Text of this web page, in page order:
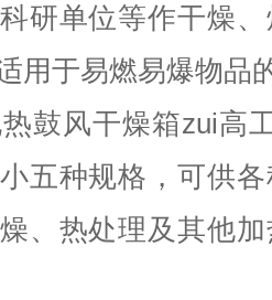
研单位等作干燥
用于易燃易爆物品
鼓风干燥箱zui高
五种规格，可供
、热处理及其他